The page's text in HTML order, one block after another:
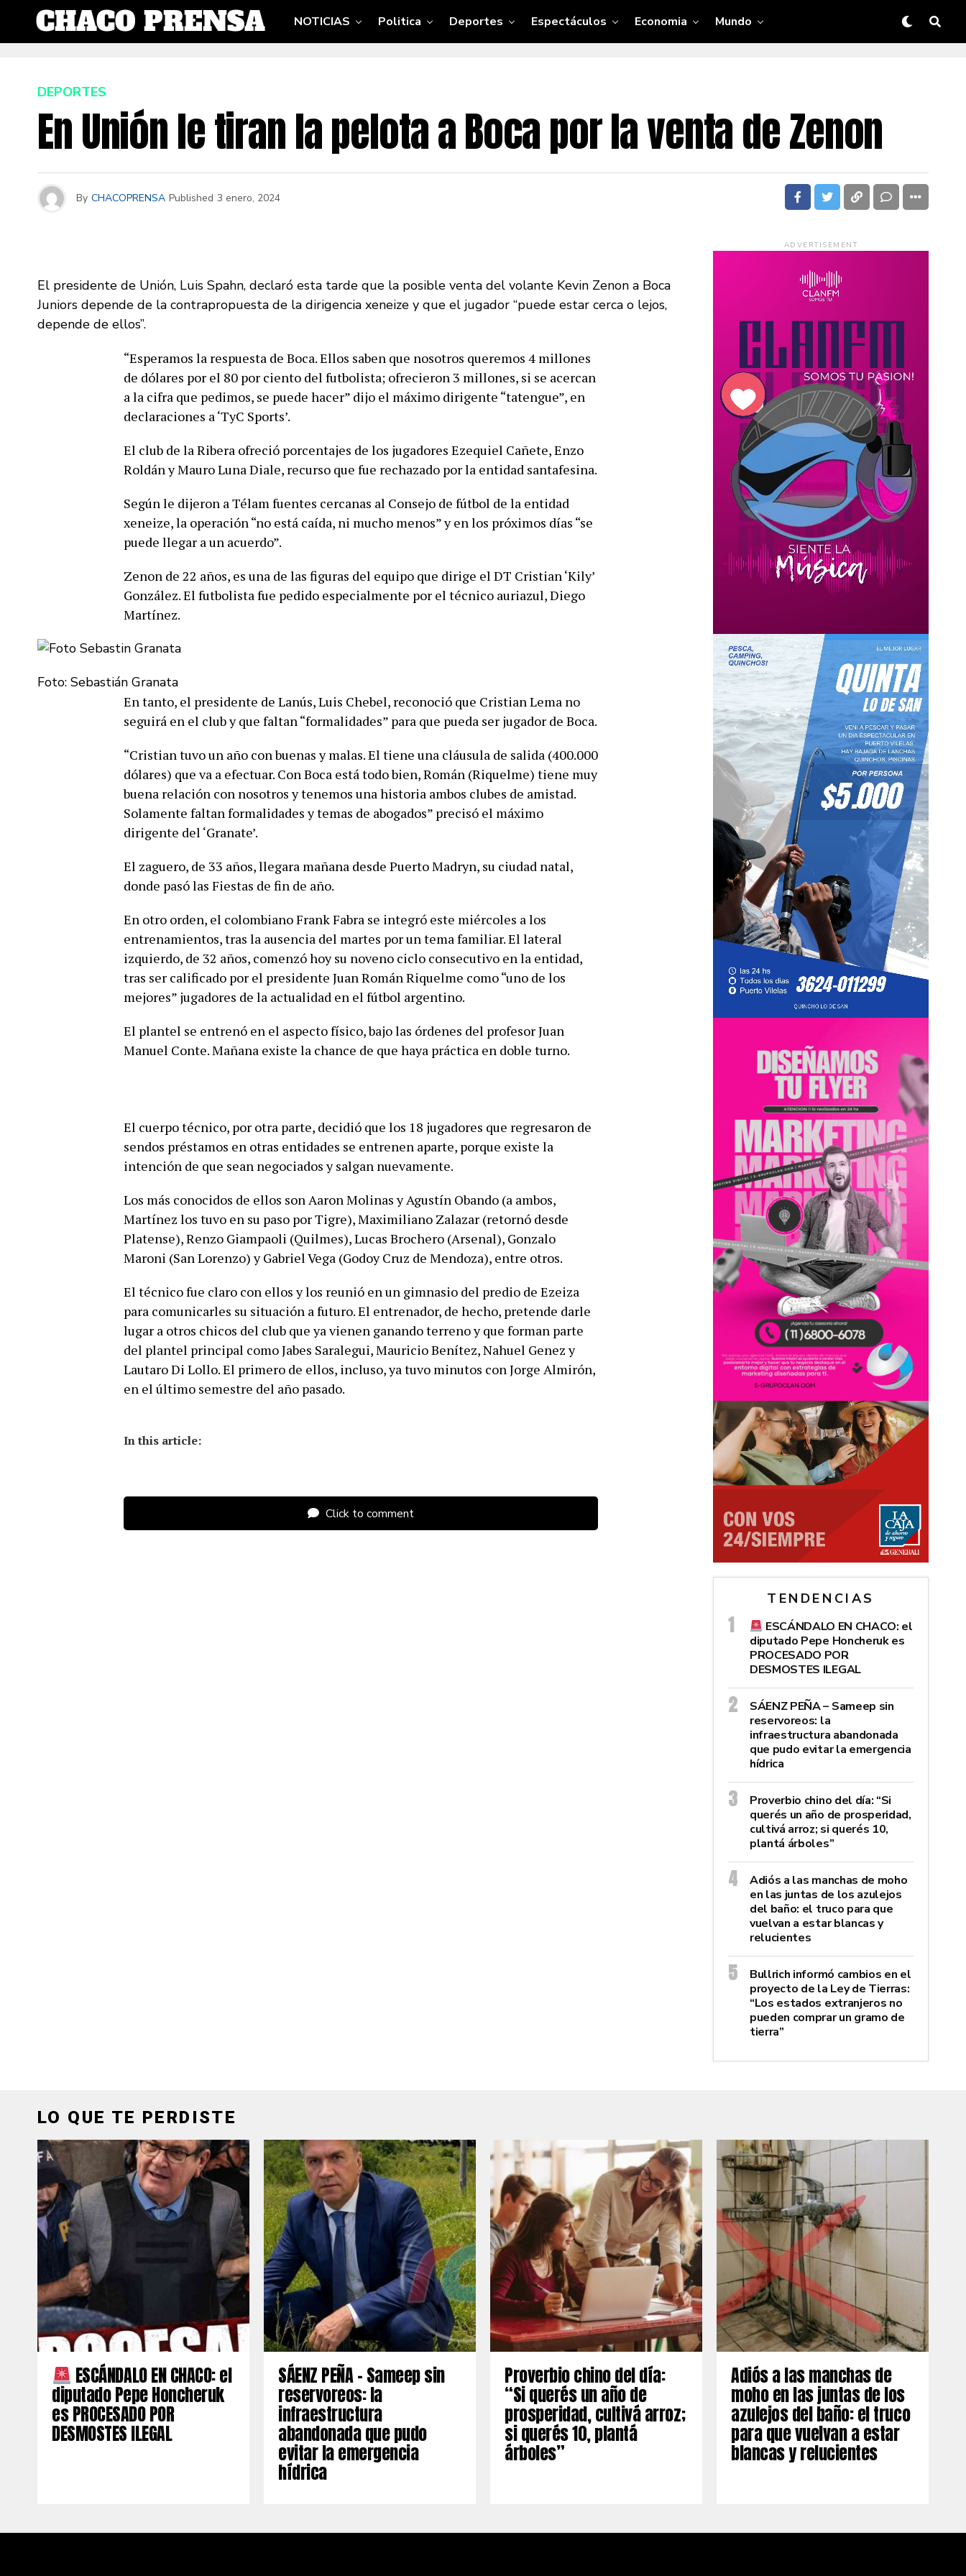
NOTICIAS Politica Deportes Espectáculos Economia Mundo
DEPORTES
En Unión le tiran la pelota a Boca por la venta de Zenon
By CHACOPRENSA Published 3 enero, 2024
El presidente de Unión, Luis Spahn, declaró esta tarde que la posible venta del volante Kevin Zenon a Boca
Juniors depende de la contrapropuesta de la dirigencia xeneize y que el jugador “puede estar cerca o lejos,
depende de ellos”.
“Esperamos la respuesta de Boca. Ellos saben que nosotros queremos 4 millones
de dólares por el 80 por ciento del futbolista; ofrecieron 3 millones, si se acercan
a la cifra que pedimos, se puede hacer” dijo el máximo dirigente “tatengue”, en
declaraciones a ‘TyC Sports’.
El club de la Ribera ofreció porcentajes de los jugadores Ezequiel Cañete, Enzo
Roldán y Mauro Luna Diale, recurso que fue rechazado por la entidad santafesina.
Según le dijeron a Télam fuentes cercanas al Consejo de fútbol de la entidad
xeneize, la operación “no está caída, ni mucho menos” y en los próximos días “se
puede llegar a un acuerdo”.
Zenon de 22 años, es una de las figuras del equipo que dirige el DT Cristian ‘Kily’
González. El futbolista fue pedido especialmente por el técnico auriazul, Diego
Martínez.
Foto: Sebastián Granata
En tanto, el presidente de Lanús, Luis Chebel, reconoció que Cristian Lema no
seguirá en el club y que faltan “formalidades” para que pueda ser jugador de Boca.
“Cristian tuvo un año con buenas y malas. El tiene una cláusula de salida (400.000
dólares) que va a efectuar. Con Boca está todo bien, Román (Riquelme) tiene muy
buena relación con nosotros y tenemos una historia ambos clubes de amistad.
Solamente faltan formalidades y temas de abogados” precisó el máximo
dirigente del ‘Granate’.
El zaguero, de 33 años, llegara mañana desde Puerto Madryn, su ciudad natal,
donde pasó las Fiestas de fin de año.
En otro orden, el colombiano Frank Fabra se integró este miércoles a los
entrenamientos, tras la ausencia del martes por un tema familiar. El lateral
izquierdo, de 32 años, comenzó hoy su noveno ciclo consecutivo en la entidad,
tras ser calificado por el presidente Juan Román Riquelme como “uno de los
mejores” jugadores de la actualidad en el fútbol argentino.
El plantel se entrenó en el aspecto físico, bajo las órdenes del profesor Juan
Manuel Conte. Mañana existe la chance de que haya práctica en doble turno.
El cuerpo técnico, por otra parte, decidió que los 18 jugadores que regresaron de
sendos préstamos en otras entidades se entrenen aparte, porque existe la
intención de que sean negociados y salgan nuevamente.
Los más conocidos de ellos son Aaron Molinas y Agustín Obando (a ambos,
Martínez los tuvo en su paso por Tigre), Maximiliano Zalazar (retornó desde
Platense), Renzo Giampaoli (Quilmes), Lucas Brochero (Arsenal), Gonzalo
Maroni (San Lorenzo) y Gabriel Vega (Godoy Cruz de Mendoza), entre otros.
El técnico fue claro con ellos y los reunió en un gimnasio del predio de Ezeiza
para comunicarles su situación a futuro. El entrenador, de hecho, pretende darle
lugar a otros chicos del club que ya vienen ganando terreno y que forman parte
del plantel principal como Jabes Saralegui, Mauricio Benítez, Nahuel Genez y
Lautaro Di Lollo. El primero de ellos, incluso, ya tuvo minutos con Jorge Almirón,
en el último semestre del año pasado.
In this article:
Click to comment
ADVERTISEMENT
TENDENCIAS
ESCÁNDALO EN CHACO: el
diputado Pepe Honcheruk es
PROCESADO POR
DESMOSTES ILEGAL
SÁENZ PEÑA – Sameep sin
reservoreos: la
infraestructura abandonada
que pudo evitar la emergencia
hídrica
Proverbio chino del día: “Si
querés un año de prosperidad,
cultivá arroz; si querés 10,
plantá árboles”
Adiós a las manchas de moho
en las juntas de los azulejos
del baño: el truco para que
vuelvan a estar blancas y
relucientes
Bullrich informó cambios en el
proyecto de la Ley de Tierras:
“Los estados extranjeros no
pueden comprar un gramo de
tierra”
LO QUE TE PERDISTE
ESCÁNDALO EN CHACO: el
diputado Pepe Honcheruk
es PROCESADO POR
DESMOSTES ILEGAL
SÁENZ PEÑA – Sameep sin
reservoreos: la
infraestructura
abandonada que pudo
evitar la emergencia
hídrica
Proverbio chino del día:
“Si querés un año de
prosperidad, cultivá arroz;
si querés 10, plantá
árboles”
Adiós a las manchas de
moho en las juntas de los
azulejos del baño: el truco
para que vuelvan a estar
blancas y relucientes